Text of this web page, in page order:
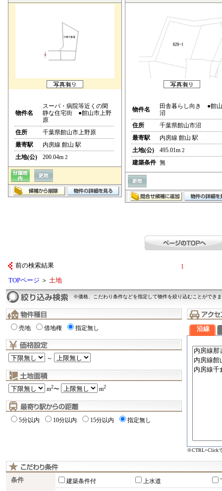
物件名
スーパ・病院等近くの閑
静な住宅街 ●館山市上野
原
住所
千葉県館山市上野原
最寄駅
内房線 館山 駅
土地(公)
200.04m 2
物件名
田舎暮らし向き ●館
沼
住所
千葉県館山市沼
最寄駅
内房線 館山 駅
土地(公)
495.01m 2
建築条件 無
前の検索結果 1
TOPページ ＞ 土地
※価格、こだわり条件などを指定して物件を絞り込むことができ
売地 借地権 指定無し
～
m2〜 m2
5分以内 10分以内 15分以内 指定無し
沿線
※CTRL+Click
条件 建築条件付 上水道